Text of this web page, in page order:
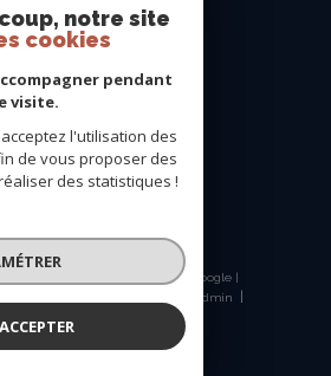
immo.com
rue des Rosiéristes
SUIVRE SUR
réservés | Traduction powered by Google |
Admin
Politique RGPD
notre site
cookies
pendant
visite.
l'utilisation des
de vous proposer des
des statistiques !